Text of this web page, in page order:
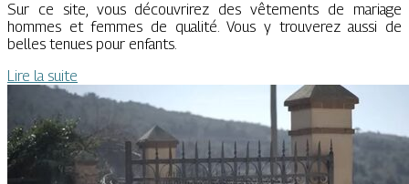
Sur ce site, vous découvrirez des vêtements de mariage
hommes et femmes de qualité. Vous y trouverez aussi de
belles tenues pour enfants.
Lire la suite